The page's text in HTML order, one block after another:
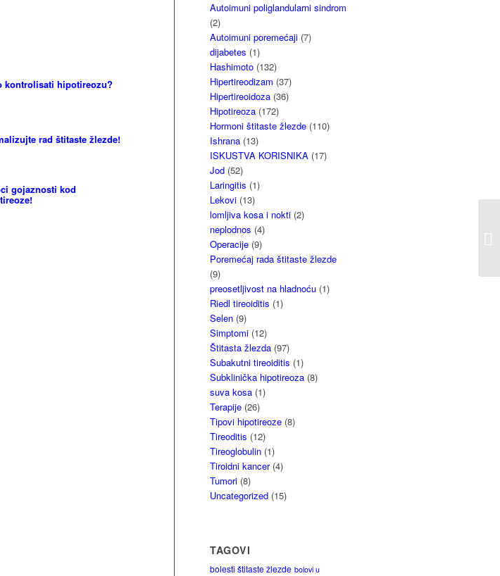
kontrolisati hipotireozu?
rad štitaste žlezde!
gojaznosti kod
Autoimuni poliglandularni sindrom
(2)
Autoimuni poremećaji (7)
dijabetes (1)
Hashimoto (132)
Hipertireodizam (37)
Hipertireoidoza (36)
Hipotireoza (172)
Hormoni štitaste žlezde (110)
Ishrana (13)
ISKUSTVA KORISNIKA (17)
Jod (52)
Laringitis (1)
Lekovi (13)
lomljiva kosa i nokti (2)
neplodnos (4)
Operacije (9)
Poremećaj rada štitaste žlezde
(9)
preosetljivost na hladnoću (1)
Riedl tireoiditis (1)
Selen (9)
Simptomi (12)
Štitasta žlezda (97)
Subakutni tireoiditis (1)
Subklinička hipotireoza (8)
suva kosa (1)
Terapije (26)
Tipovi hipotireoze (8)
Tireoditis (12)
Tireoglobulin (1)
Tiroidni kancer(4)
Tumori (8)
Uncategorized (15)
TAGOVI
bolesti štitaste žlezde bolovi u